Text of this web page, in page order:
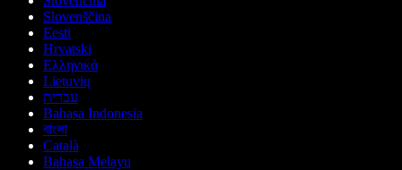
Slovenščina
Eesti
Hrvatski
Ελληνικά
Lietuvių
עברית
Bahasa Indonesia
বাংলা
Català
Bahasa Melayu